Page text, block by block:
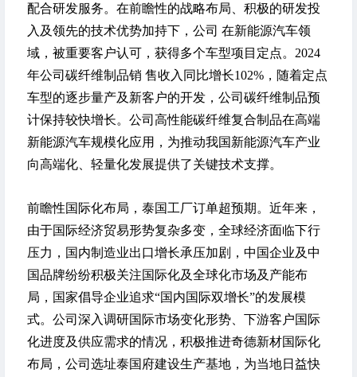
配合研发服务。在前瞻性的战略布局、积极的研发投
入及领先的技术优势加持下，公司 在新能源汽车领
域，被重要客户认可，获得多个车型项目定点。2024
年公司碳纤维制品销 售收入同比增长102%，随着定点
车型的逐步量产及新客户的开发，公司碳纤维制品预
计保持较快增长。公司高性能碳纤维复合制品在高端
新能源汽车规模化应用，为推动我国新能源汽车产业
向高端化、轻量化发展提供了关键技术支撑。
前瞻性国际化布局，泰国工厂订单超预期。 近年来，
由于国际经济贸易形势复杂多变，全球经济面临下行
压力，国内制造业出口增长承压加剧，中国企业及中
国品牌纷纷积极关注国际化及全球化市场及产能布
局，国家倡导企业追求“国内国际双增长”的发展模
式。公司深入调研国际市场变化形势、下游客户国际
化进度及供应需求的情况，积极推进奇德新材国际化
布局，公司选址泰国府建设生产基地，为当地日益快